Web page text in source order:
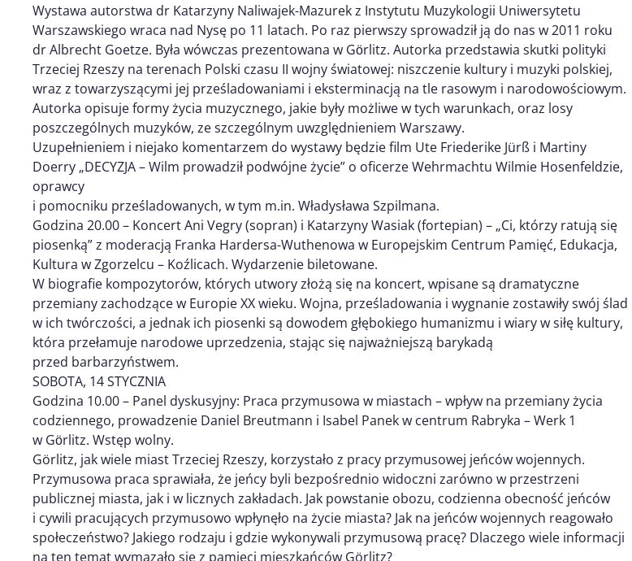
Wystawa autorstwa dr Katarzyny Naliwajek-Mazurek z Instytutu Muzykologii Uniwersytetu
Warszawskiego wraca nad Nysę po 11 latach. Po raz pierwszy sprowadził ją do nas w 2011 roku
dr Albrecht Goetze. Była wówczas prezentowana w Gӧrlitz. Autorka przedstawia skutki polityki
Trzeciej Rzeszy na terenach Polski czasu II wojny światowej: niszczenie kultury i muzyki polskiej,
wraz z towarzyszącymi jej prześladowaniami i eksterminacją na tle rasowym i narodowościowym.
Autorka opisuje formy życia muzycznego, jakie były możliwe w tych warunkach, oraz losy
poszczególnych muzyków, ze szczególnym uwzględnieniem Warszawy.
Uzupełnieniem i niejako komentarzem do wystawy będzie film Ute Friederike Jürß i Martiny
Doerry „DECYZJA – Wilm prowadził podwójne życie” o oficerze Wehrmachtu Wilmie Hosenfeldzie,
oprawcy
i pomocniku prześladowanych, w tym m.in. Władysława Szpilmana.
Godzina 20.00 – Koncert Ani Vegry (sopran) i Katarzyny Wasiak (fortepian) – „Ci, którzy ratują się
piosenką” z moderacją Franka Hardersa-Wuthenowa w Europejskim Centrum Pamięć, Edukacja,
Kultura w Zgorzelcu – Koźlicach. Wydarzenie biletowane.
W biografie kompozytorów, których utwory złożą się na koncert, wpisane są dramatyczne
przemiany zachodzące w Europie XX wieku. Wojna, prześladowania i wygnanie zostawiły swój ślad
w ich twórczości, a jednak ich piosenki są dowodem głębokiego humanizmu i wiary w siłę kultury,
która przełamuje narodowe uprzedzenia, stając się najważniejszą barykadą
przed barbarzyństwem.
SOBOTA, 14 STYCZNIA
Godzina 10.00 – Panel dyskusyjny: Praca przymusowa w miastach – wpływ na przemiany życia
codziennego, prowadzenie Daniel Breutmann i Isabel Panek w centrum Rabryka – Werk 1
w Gӧrlitz. Wstęp wolny.
Görlitz, jak wiele miast Trzeciej Rzeszy, korzystało z pracy przymusowej jeńców wojennych.
Przymusowa praca sprawiała, że jeńcy byli bezpośrednio widoczni zarówno w przestrzeni
publicznej miasta, jak i w licznych zakładach. Jak powstanie obozu, codzienna obecność jeńców
i cywili pracujących przymusowo wpłynęło na życie miasta? Jak na jeńców wojennych reagowało
społeczeństwo? Jakiego rodzaju i gdzie wykonywali przymusową pracę? Dlaczego wiele informacji
na ten temat wymazało się z pamięci mieszkańców Görlitz?